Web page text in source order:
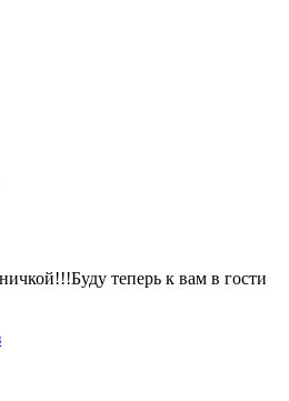
теперь к вам в гости